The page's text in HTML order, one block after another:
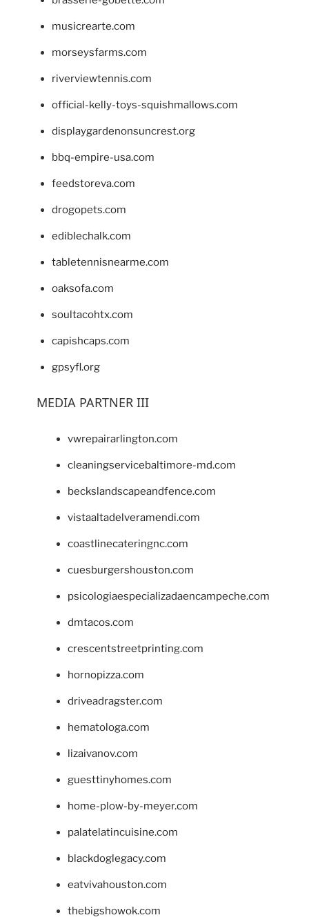
musicrearte.com
morseysfarms.com
riverviewtennis.com
official-kelly-toys-squishmallows.com
displaygardenonsuncrest.org
bbq-empire-usa.com
feedstoreva.com
drogopets.com
ediblechalk.com
tabletennisnearme.com
oaksofa.com
soultacohtx.com
capishcaps.com
gpsyfl.org
MEDIA PARTNER III
vwrepairarlington.com
cleaningservicebaltimore-md.com
beckslandscapeandfence.com
vistaaltadelveramendi.com
coastlinecateringnc.com
cuesburgershouston.com
psicologiaespecializadaencampeche.com
dmtacos.com
crescentstreetprinting.com
hornopizza.com
driveadragster.com
hematologa.com
lizaivanov.com
guesttinyhomes.com
home-plow-by-meyer.com
palatelatincuisine.com
blackdoglegacy.com
eatvivahouston.com
thebigshowok.com